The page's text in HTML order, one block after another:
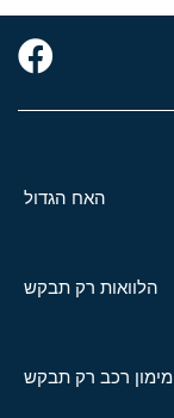
האח הגדול
הלוואות רק תבקש
מימון רכב רק תבקש